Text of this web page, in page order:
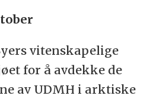
vitenskapelige
for å avdekke de
av UDMH i arktiske